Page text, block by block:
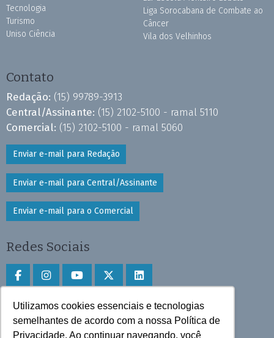
Utilizamos cookies essenciais e tecnologias
semelhantes de acordo com a nossa Política de
Privacidade. Ao continuar navegando, você
Tecnologia
Turismo
Uniso Ciência
Liga Sorocabana de Combate ao
Câncer
Vila dos Velhinhos
Contato
Redação: (15) 99789-3913
Central/Assinante: (15) 2102-5100 - ramal 5110
Comercial: (15) 2102-5100 - ramal 5060
Enviar e-mail para Redação
Enviar e-mail para Central/Assinante
Enviar e-mail para o Comercial
Redes Sociais
Faça download do aplicativo